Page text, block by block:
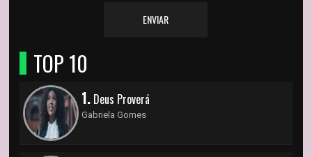
ENVIAR
TOP 10
1. Deus Proverá
Gabriela Gomes